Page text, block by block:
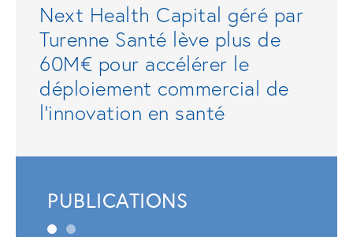
Next Health Capital géré par
Turenne Santé lève plus de
60M€ pour accélérer le
déploiement commercial de
l'innovation en santé
PUBLICATIONS